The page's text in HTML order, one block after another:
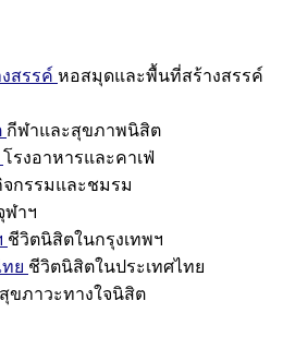
สรรค์ หอสมุดและพื้นที่สร้างสรรค์
กีฬาและสุขภาพนิสิต
โรงอาหารและคาเฟ่
จกรรมและชมรม
ฬาฯ
ชีวิตนิสิตในกรุงเทพฯ
ย ชีวิตนิสิตในประเทศไทย
สุขภาวะทางใจนิสิต